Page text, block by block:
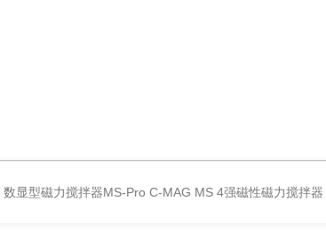
数显型磁力搅拌器MS-Pro C-MAG MS 4强磁性磁力搅拌器